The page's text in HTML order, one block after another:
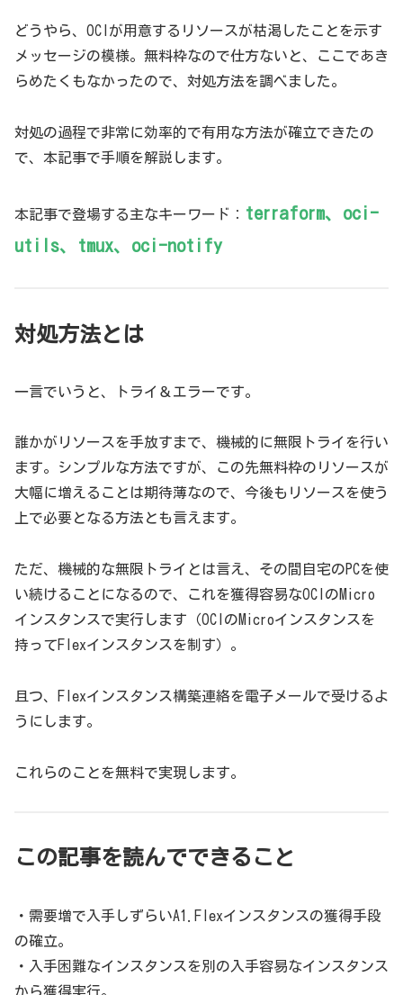
どうやら、OCIが用意するリソースが枯渇したことを示す
メッセージの模様。無料枠なので仕方ないと、ここであき
らめたくもなかったので、対処方法を調べました。
対処の過程で非常に効率的で有用な方法が確立できたの
で、本記事で手順を解説します。
本記事で登場する主なキーワード： terraform、oci-
utils、tmux、oci-notify
対処方法とは
一言でいうと、トライ＆エラーです。
誰かがリソースを手放すまで、機械的に無限トライを行い
ます。シンプルな方法ですが、この先無料枠のリソースが
大幅に増えることは期待薄なので、今後もリソースを使う
上で必要となる方法とも言えます。
ただ、機械的な無限トライとは言え、その間自宅のPCを使
い続けることになるので、これを獲得容易なOCIのMicro
インスタンスで実行します（OCIのMicroインスタンスを
持ってFlexインスタンスを制す）。
且つ、Flexインスタンス構築連絡を電子メールで受けるよ
うにします。
これらのことを無料で実現します。
この記事を読んでできること
・需要増で入手しずらいA1.Flexインスタンスの獲得手段
の確立。
・入手困難なインスタンスを別の入手容易なインスタンス
から獲得実行。